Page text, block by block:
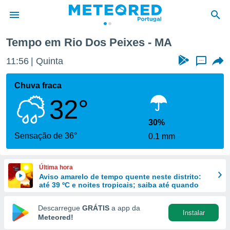
da
foi
fornecidas
a este
das
e
forma
digital
Tempo em Rio Dos Peixes - MA
11:56 Quinta ...
Chuva fraca
32°
Sensação de 36°
30%
0.1 mm
Última hora
Aviso amarelo de tempo quente neste distrito:
até 39 ºC e noites tropicais; saiba até quando
Descarregue GRÁTIS a app da
Meteored!
Instalar